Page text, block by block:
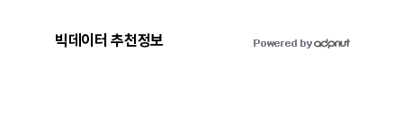
빅데이터 추천정보